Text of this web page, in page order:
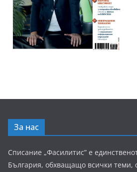
За нас
Списание „Фасилитис” е
България, обхващащо всички теми,